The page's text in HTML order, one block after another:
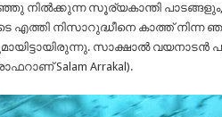
നിൽക്കുന്ന സൂര്യകാന്തി
എത്തി നിസാറുദ്ധീനെ കാത്ത് നിന്ന
സാക്ഷാൽ വയനാടൻ
Salam Arrakal).